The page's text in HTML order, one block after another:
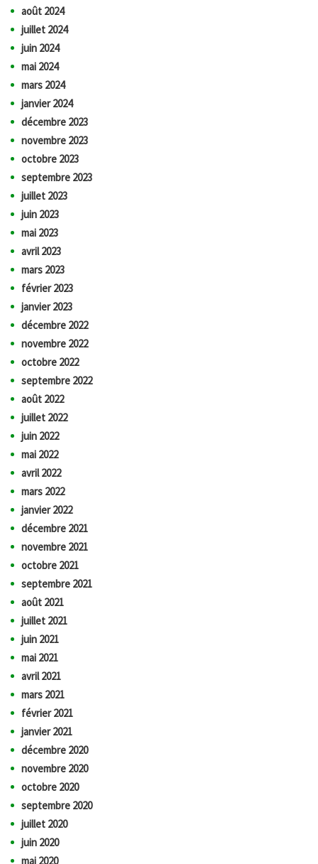
août 2024
juillet 2024
juin 2024
mai 2024
mars 2024
janvier 2024
décembre 2023
novembre 2023
octobre 2023
septembre 2023
juillet 2023
juin 2023
mai 2023
avril 2023
mars 2023
février 2023
janvier 2023
décembre 2022
novembre 2022
octobre 2022
septembre 2022
août 2022
juillet 2022
juin 2022
mai 2022
avril 2022
mars 2022
janvier 2022
décembre 2021
novembre 2021
octobre 2021
septembre 2021
août 2021
juillet 2021
juin 2021
mai 2021
avril 2021
mars 2021
février 2021
janvier 2021
décembre 2020
novembre 2020
octobre 2020
septembre 2020
juillet 2020
juin 2020
mai 2020